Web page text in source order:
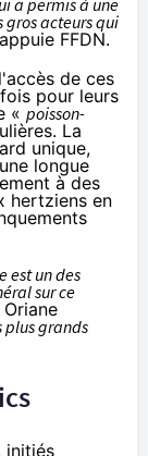
a permis à une
gros acteurs qui
FFDN.
de ces
pour leurs
« poisson-
La
unique,
longue
à des
hertziens en
est un des
sur ce
plus grands
initiés